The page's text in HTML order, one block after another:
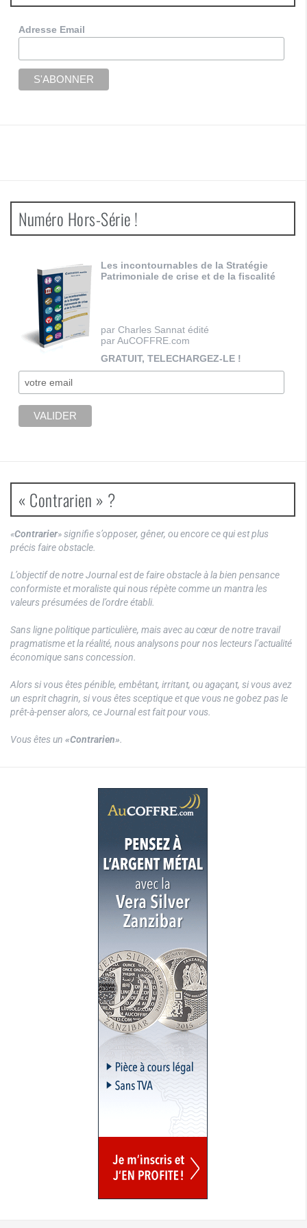
Adresse Email
Numéro Hors-Série !
Les incontournables de la Stratégie
Patrimoniale de crise et de la fiscalité
par Charles Sannat édité
par AuCOFFRE.com
GRATUIT, TELECHARGEZ-LE !
« Contrarien » ?
«Contrarier» signifie s’opposer, gêner, ou encore ce qui est plus
précis faire obstacle.
L’objectif de notre Journal est de faire obstacle à la bien pensance
conformiste et moraliste qui nous répète comme un mantra les
valeurs présumées de l’ordre établi.
Sans ligne politique particulière, mais avec au cœur de notre travail
pragmatisme et la réalité, nous analysons pour nos lecteurs l’actualité
économique sans concession.
Alors si vous êtes pénible, embêtant, irritant, ou agaçant, si vous avez
un esprit chagrin, si vous êtes sceptique et que vous ne gobez pas le
prêt-à-penser alors, ce Journal est fait pour vous.
Vous êtes un «Contrarien».